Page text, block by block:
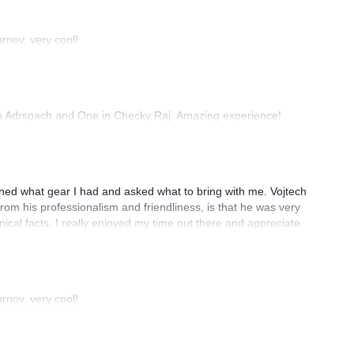
very cool!
and One in Checky Raj. Amazing experience!
what gear I had and asked what to bring with me. Vojtech
his professionalism and friendliness, is that he was very
facts. I really enjoyed my time out there and appreciate
very cool!